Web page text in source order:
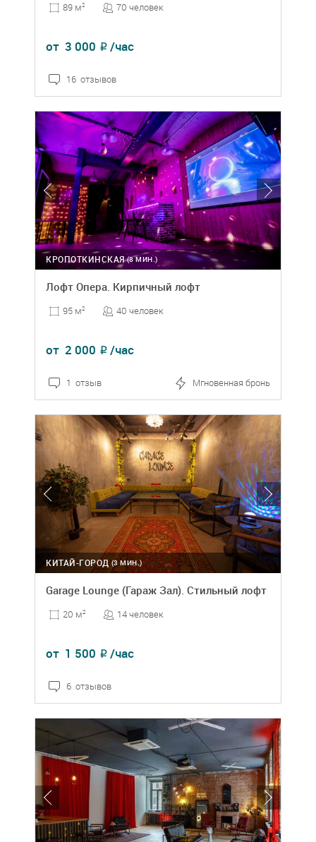
89 м2 70 человек
от 3 000 ₽ /час
16 отзывов
(8 МИН.)
КРОПОТКИНСКАЯ
Лофт Опера. Кирпичный лофт
95 м2 40 человек
от 2 000 ₽ /час
1 отзыв Мгновенная бронь
(3 МИН.)
КИТАЙ-ГОРОД
Garage Lounge (Гараж Зал). Стильный лофт
20 м2 14 человек
от 1 500 ₽ /час
6 отзывов